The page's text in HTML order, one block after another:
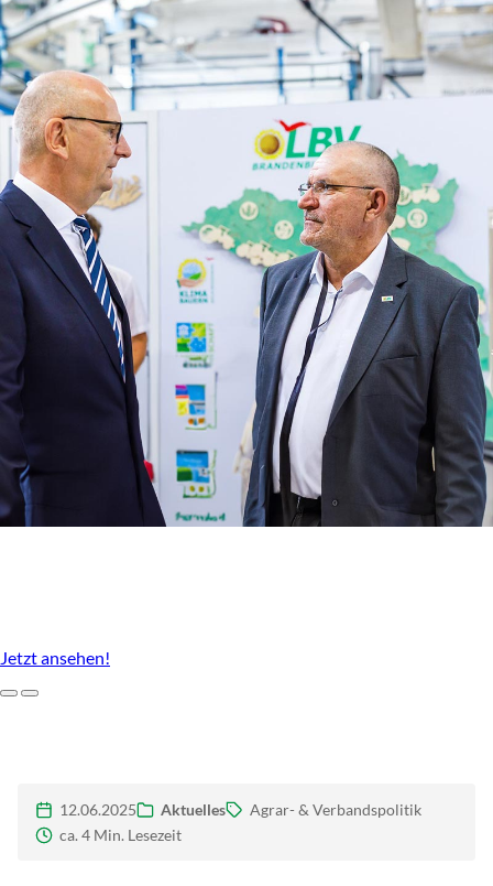
Jetzt ansehen!
ZurückWeiter
12.06.2025 Aktuelles
Agrar- & Verbandspolitik
ca. 4 Min. Lesezeit